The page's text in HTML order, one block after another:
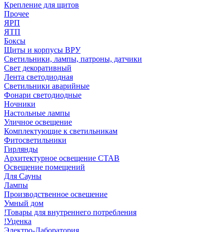
Крепление для щитов
Прочее
ЯРП
ЯТП
Боксы
Щиты и корпусы ВРУ
Светильники, лампы, патроны, датчики
Свет декоративный
Лента светодиодная
Светильники аварийные
Фонари светодиодные
Ночники
Настольные лампы
Уличное освещение
Комплектующие к светильникам
Фитосветильники
Гирлянды
Архитектурное освещение СТАВ
Освещение помещений
Для Сауны
Лампы
Производственное освешение
Умный дом
!Товары для внутреннего потребления
!Уценка
Электро-Лаборатория